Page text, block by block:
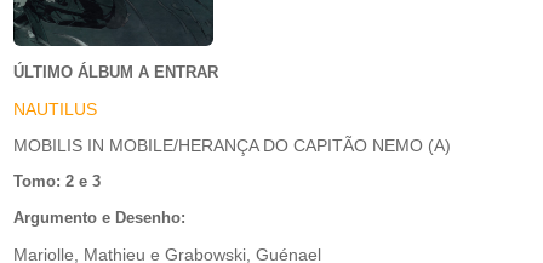
ÚLTIMO ÁLBUM A ENTRAR
NAUTILUS
MOBILIS IN MOBILE/HERANÇA DO CAPITÃO NEMO (A)
Tomo: 2 e 3
Argumento e Desenho:
Mariolle, Mathieu e Grabowski, Guénael